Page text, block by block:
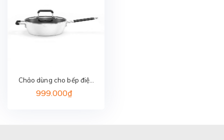
Chảo dùng cho bếp điện
từ ZHIWUZHU-GJC03CM
999.000₫